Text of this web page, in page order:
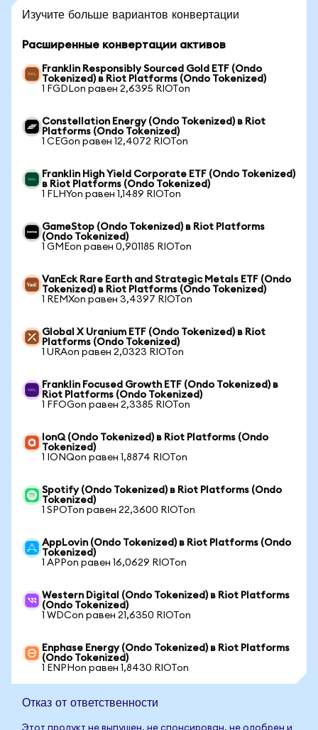
Изучите больше вариантов конвертации
Расширенные конвертации активов
Franklin Responsibly Sourced Gold ETF (Ondo
Tokenized) в Riot Platforms (Ondo Tokenized)
1 FGDLon равен 2,6395 RIOTon
Constellation Energy (Ondo Tokenized) в Riot
Platforms (Ondo Tokenized)
1 CEGon равен 12,4072 RIOTon
Franklin High Yield Corporate ETF (Ondo Tokenized)
в Riot Platforms (Ondo Tokenized)
1 FLHYon равен 1,1489 RIOTon
GameStop (Ondo Tokenized) в Riot Platforms
(Ondo Tokenized)
1 GMEon равен 0,901185 RIOTon
VanEck Rare Earth and Strategic Metals ETF (Ondo
Tokenized) в Riot Platforms (Ondo Tokenized)
1 REMXon равен 3,4397 RIOTon
Global X Uranium ETF (Ondo Tokenized) в Riot
Platforms (Ondo Tokenized)
1 URAon равен 2,0323 RIOTon
Franklin Focused Growth ETF (Ondo Tokenized) в
Riot Platforms (Ondo Tokenized)
1 FFOGon равен 2,3385 RIOTon
IonQ (Ondo Tokenized) в Riot Platforms (Ondo
Tokenized)
1 IONQon равен 1,8874 RIOTon
Spotify (Ondo Tokenized) в Riot Platforms (Ondo
Tokenized)
1 SPOTon равен 22,3600 RIOTon
AppLovin (Ondo Tokenized) в Riot Platforms (Ondo
Tokenized)
1 APPon равен 16,0629 RIOTon
Western Digital (Ondo Tokenized) в Riot Platforms
(Ondo Tokenized)
1 WDCon равен 21,6350 RIOTon
Enphase Energy (Ondo Tokenized) в Riot Platforms
(Ondo Tokenized)
1 ENPHon равен 1,8430 RIOTon
Отказ от ответственности